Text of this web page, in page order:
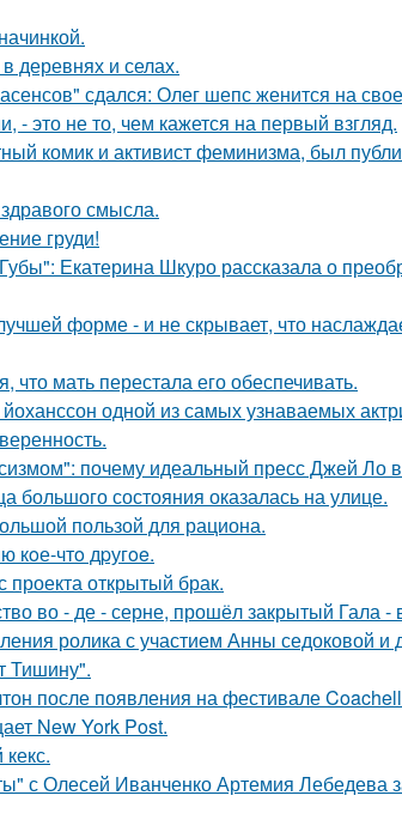
деревнях и селах.
сдался: Олег шепс женится на
- это не то, чем кажется на первый взгляд.
комик и активист феминизма, был
смысла.
груди!
Екатерина Шкуро рассказала о
форме - и не скрывает, что
мать перестала его обеспечивать.
одной из самых узнаваемых
почему идеальный пресс Джей Ло
большого состояния оказалась на улице.
пользой для рациона.
кoе-чтo дpугoe.
проекта открытый брак.
во - де - серне, прошёл закрытый Гала
ролика с участием Анны седоковой
Тишину".
после появления на фестивале
New York Post.
с Олесей Иванченко Артемия Лебедева